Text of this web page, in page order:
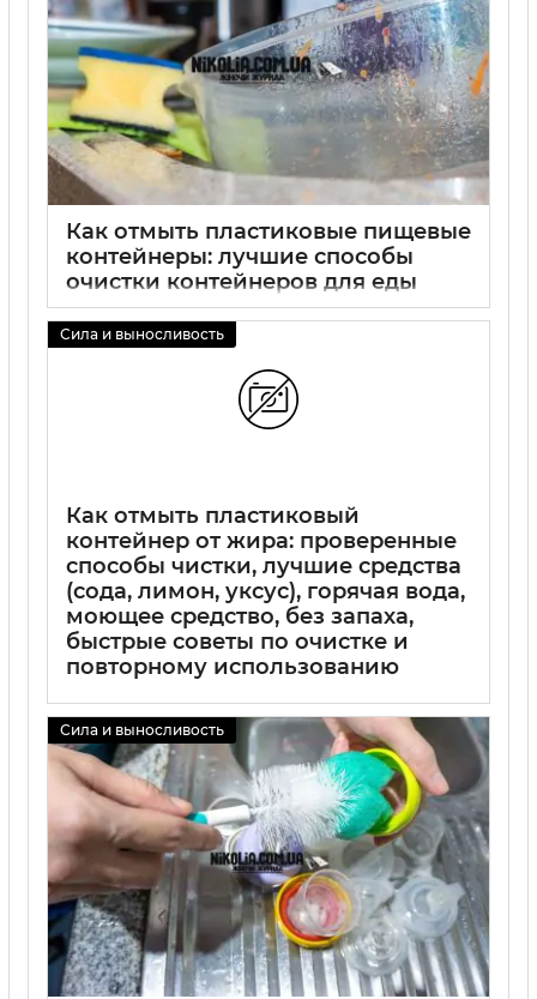
Как отмыть пластиковые пищевые
контейнеры: лучшие способы
очистки контейнеров для еды
Сила и выносливость
Как отмыть пластиковый
контейнер от жира: проверенные
способы чистки, лучшие средства
(сода, лимон, уксус), горячая вода,
моющее средство, без запаха,
быстрые советы по очистке и
повторному использованию
02 09 2025 0
Сила и выносливость